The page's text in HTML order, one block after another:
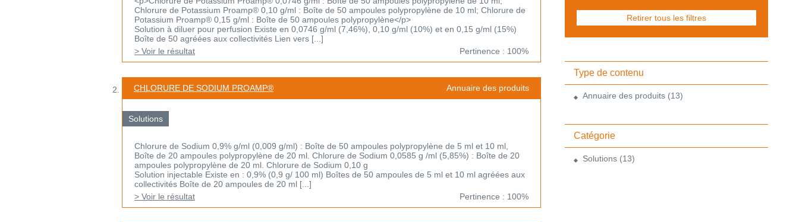
Chlorure de Potassium Proamp® 0,10 g/ml : Boîte de 50 ampoules polypropylène de 10 ml; Chlorure de
Potassium Proamp® 0,15 g/ml : Boîte de 50 ampoules polypropylène</p>
Solution à diluer pour perfusion Existe en 0,0746 g/ml (7,46%), 0,10 g/ml (10%) et en 0,15 g/ml (15%)
Boîte de 50 agréées aux collectivités Lien vers [...]
> Voir le résultat
Pertinence : 100%
CHLORURE DE SODIUM PROAMP® Annuaire des produits
Solutions
Chlorure de Sodium 0,9% g/ml (0,009 g/ml) : Boîte de 50 ampoules polypropylène de 5 ml et 10 ml,
Boîte de 20 ampoules polypropylène de 20 ml. Chlorure de Sodium 0,0585 g /ml (5,85%) : Boîte de 20
ampoules polypropylène de 20 ml. Chlorure de Sodium 0,10 g
Solution injectable Existe en : 0,9% (0,9 g/ 100 ml) Boîtes de 50 ampoules de 5 ml et 10 ml agréées aux
collectivités Boîte de 20 ampoules de 20 ml [...]
> Voir le résultat
Pertinence : 100%
Retirer tous les filtres
Type de contenu
Annuaire des produits (13)
Catégorie
Solutions (13)